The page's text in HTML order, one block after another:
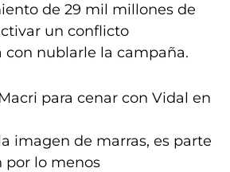
de 29 mil millones de
un conflicto
con nublarle la campaña.
para cenar con Vidal en
imagen de marras, es parte
por lo menos